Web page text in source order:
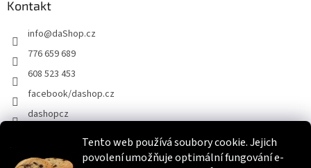
Tento web používá soubory cookie. Jejich
povolení umožňuje optimální fungování e-
Kontakt
info@daShop.cz
776 659 689
608 523 453
facebook/dashop.cz
dashopcz
Heureka.cz Zboží.cz Srovnáme.cz